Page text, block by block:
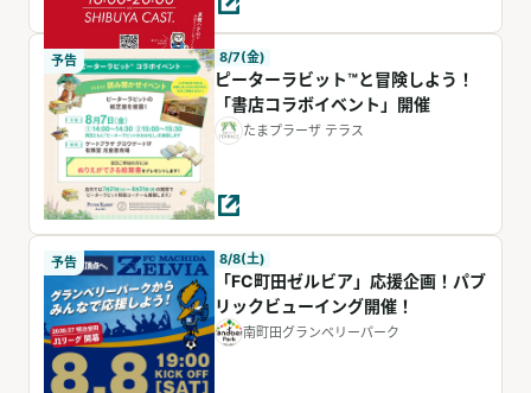
予告 8/7(金)
ピーターラビット™と冒険しよう！
「書店コラボイベント」開催
たまプラーザ テラス
予告 8/8(土)
「FC町田ゼルビア」応援企画！パブ
リックビューイング開催！
南町田グランベリーパーク